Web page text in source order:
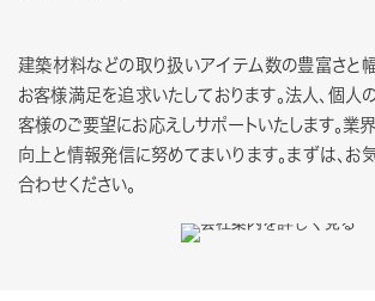
建築材料などの取り扱いアイテム数の豊富さと
お客様満足を追求いたしております。法人、個人
客様のご要望にお応えしサポートいたします。業
向上と情報発信に努めてまいります。まずは、お
合わせください。